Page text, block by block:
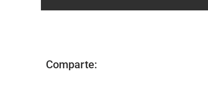
Comparte: